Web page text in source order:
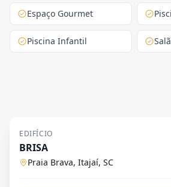
Espaço Gourmet
Piscina Infantil
EDIFÍCIO
BRISA
Praia Brava, Itajaí, SC